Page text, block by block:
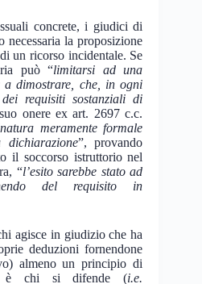
concrete, i giudici di
necessaria la proposizione
un ricorso incidentale. Se
può “limitarsi ad una
a dimostrare, che, in ogni
requisiti sostanziali di
onere ex art. 2697 c.c.
natura meramente formale
dichiarazione”, provando
il soccorso istruttorio nel
“l’esito sarebbe stato ad
del requisito in
agisce in giudizio che ha
deduzioni fornendone
almeno un principio di
è chi si difende (i.e.